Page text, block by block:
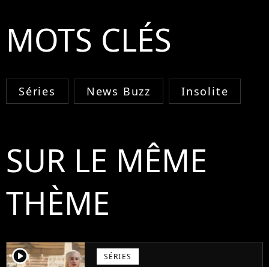
MOTS CLÉS
Séries News Buzz Insolite
SUR LE MÊME
THÈME
player2 SÉRIES